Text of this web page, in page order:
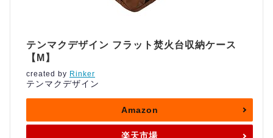
テンマクデザイン フラット焚火台収納ケース
【M】
created by Rinker
テンマクデザイン
Amazon
楽天市場